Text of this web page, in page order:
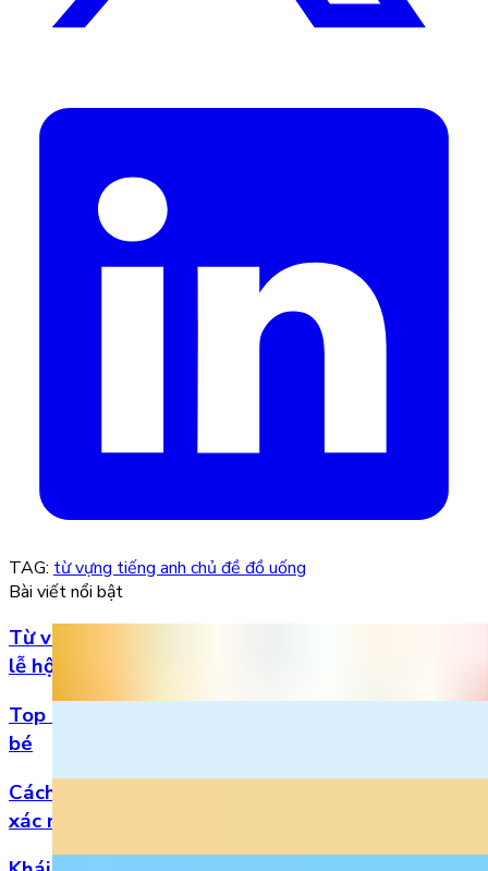
TAG: từ vựng tiếng anh chủ đề đồ uống
Bài viết nổi bật
Từ vựng Halloween tiếng Anh: Chuẩn bị cho mùa
lễ hội
Top 5 bài hát 20/11 hay nhất bằng tiếng Anh cho
bé
Cách đọc số thập phân trong tiếng Anh chuẩn
xác nhất